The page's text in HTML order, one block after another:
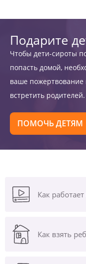
Подарите
Чтобы дети-сироты
попасть домой,
ваше пожертвование
встретить родителей.
ПОМОЧЬ ДЕТЯМ
Как
Как взять